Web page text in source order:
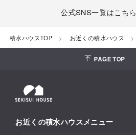
公式SNS一覧はこちら
積水ハウスTOP お近くの積水ハウス
PAGE TOP
お近くの積水ハウスメニュー